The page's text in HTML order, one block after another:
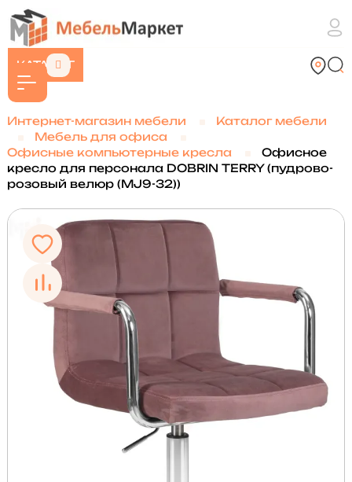
КАТАЛОГ
Интернет-магазин мебели
Каталог мебели
Мебель для офиса
Офисные компьютерные кресла
Офисное
кресло для персонала DOBRIN TERRY (пудрово-
розовый велюр (MJ9-32))